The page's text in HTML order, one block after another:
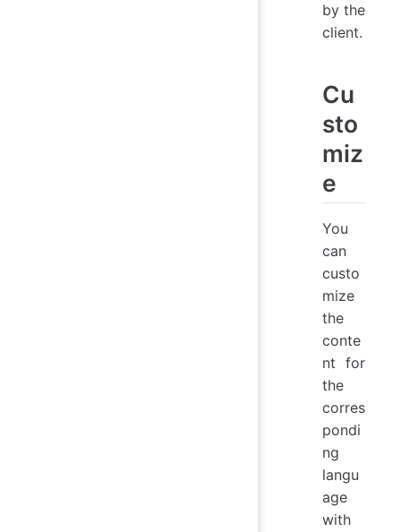
by the
client.
Cu
sto
miz
e
You
can
custo
mize
the
conte
nt for
the
corres
pondi
ng
langu
age
with